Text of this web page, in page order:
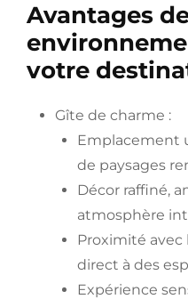
Avantages
votre
Gîte de charme :
Emplacement
de paysages
Décor raffiné,
atmosphère
Proximité avec
direct à des
Expérience